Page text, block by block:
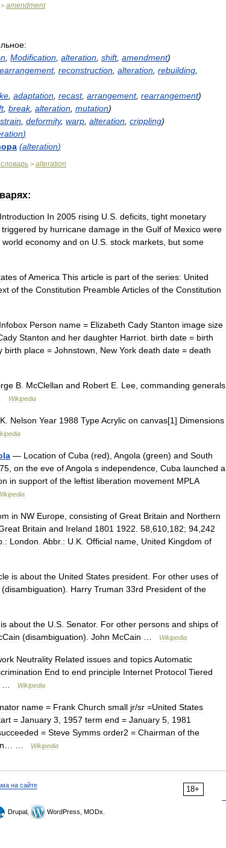
amendment
Modification alteration shift, amendment)
, reconstruction alteration rebuilding
adaptation recast, arrangement, rearrangement)
, break, alteration mutation)
strain deformity, warp alteration crippling)
)
(alteration)
словарь > alteration
Introduction In 2005 rising U S deficits tight monetary
triggered by hurricane damage in the Gulf of Mexico were
world economy and on U S stock markets but some
ofAmerica This article is part of the series: United
of the Constitution PreambleArticles of the Constitution
Infobox Person name = Elizabeth Cady Stanton image size
Stanton and her daughter Harriot birth date = birth
birth place = Johnstown New York death date = death
B McClellan and Robert E Lee commanding generals
Wikipedia
K Nelson Year 1988 TypeAcrylic on canvas[1] Dimensions
— Location of Cuba (red), Angola (green) and South
on the eve ofAngola s independence Cuba launched a
in support of the leftist liberation movement MPLA
in NW Europe consisting of Great Britain and Northern
Britain and Ireland 1801 1922 58 610 182; 94 242
: London Abbr. : U K Official name United Kingdom of
is about the United States president For other uses of
(disambiguation). Harry Truman 33rd President of the
is about the U S Senator. For other persons and ships of
(disambiguation). John McCain Wikipedia
Neutrality Related issues and topicsAutomatic
End to end principle Internet Protocol Tiered
Wikipedia
name = Frank Church small jr/sr =United States
= January 3 1957 term end = January 5 1981
= Steve Symms order2 = Chairman of the
Wikipedia
18+
на сайте
Drupal, WordPress, MODx.